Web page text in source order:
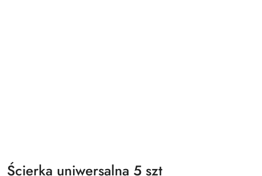
Ścierka uniwersalna 5 szt